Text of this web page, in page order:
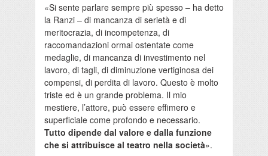
«Si sente parlare sempre più spesso – ha detto
la Ranzi – di mancanza di serietà e di
meritocrazia, di incompetenza, di
raccomandazioni ormai ostentate come
medaglie, di mancanza di investimento nel
lavoro, di tagli, di diminuzione vertiginosa dei
compensi, di perdita di lavoro. Questo è molto
triste ed è un grande problema. Il mio
mestiere, l’attore, può essere effimero e
superficiale come profondo e necessario.
Tutto dipende dal valore e dalla funzione
che si attribuisce al teatro nella società».